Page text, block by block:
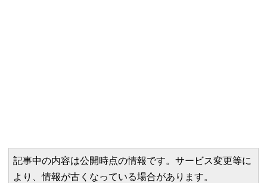
記事中の内容は公開時点の情報です。サービス変更等に
より、情報が古くなっている場合があります。